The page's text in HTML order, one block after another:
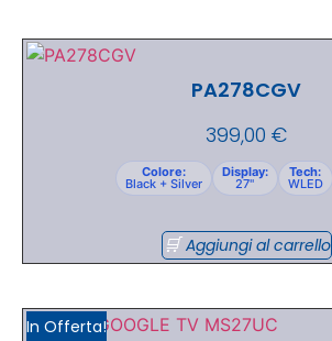
PA278CGV
399,00 €
Colore:
Black + Silver
Display:
27"
Tech:
WLED
Aggiungi al carrello
In Offerta!